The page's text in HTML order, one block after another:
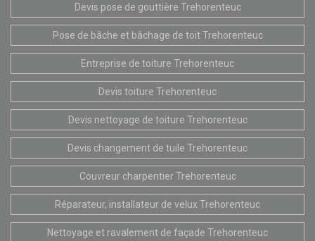
Devis pose de gouttière Trehorenteuc
Pose de bâche et bâchage de toit Trehorenteuc
Entreprise de toiture Trehorenteuc
Devis toiture Trehorenteuc
Devis nettoyage de toiture Trehorenteuc
Devis changement de tuile Trehorenteuc
Couvreur charpentier Trehorenteuc
Réparateur, installateur de velux Trehorenteuc
Nettoyage et ravalement de façade Trehorenteuc